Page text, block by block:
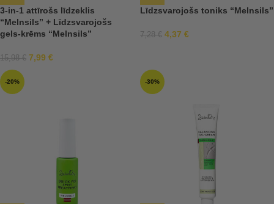
3-in-1 attīrošs līdzeklis
“Melnsils” + Līdzsvarojošs
gels-krēms “Melnsils”
15,98€ 7,99 €
Līdzsvarojošs toniks “Melnsils”
7,28€ 4,37 €
-20% -30%